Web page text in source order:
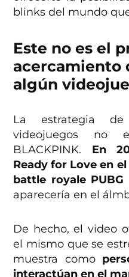
blinks del mundo
Este no es el
acercamiento
algún
La estrategia
videojuegos no
BLACKPINK. En
Ready for Love en
battle royale PUBG
aparecería en el
De hecho, el video
el mismo que se
muestra como
interactúan en el